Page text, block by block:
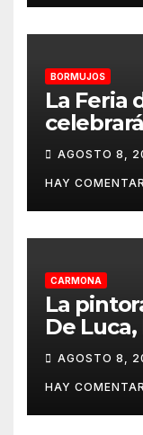
BORMUJOS
La Feria
agosto
AGOSTO 8,
HAY
CARMONA
La
De
Pintura
AGOSTO 8,
HAY